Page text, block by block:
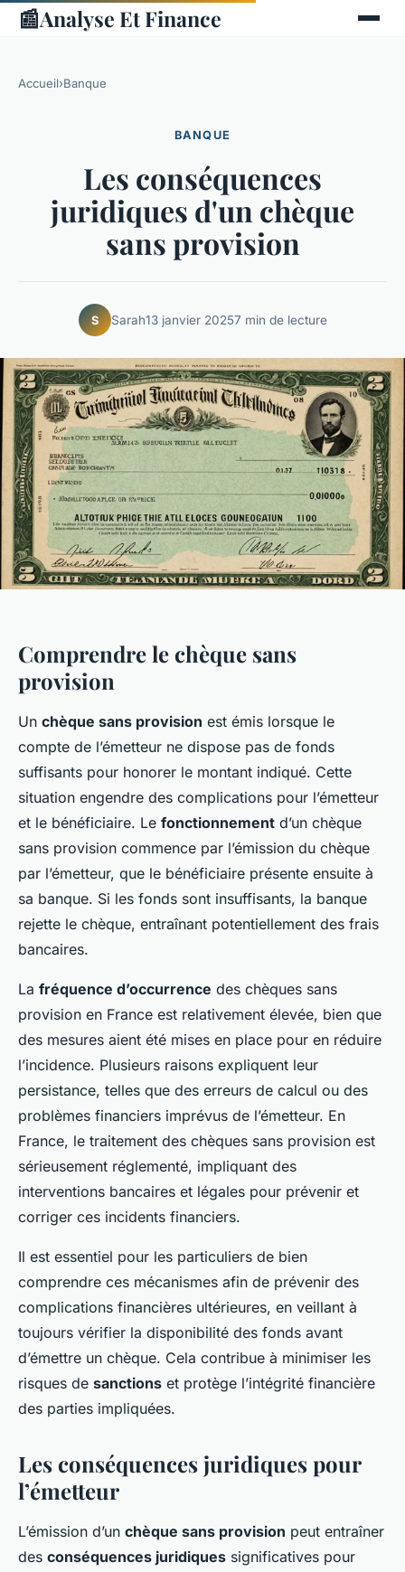
📰Analyse Et Finance
Accueil›Banque
BANQUE
Les conséquences
juridiques d'un chèque
sans provision
S Sarah13 janvier 20257 min de lecture
Comprendre le chèque sans
provision
Un chèque sans provision est émis lorsque le
compte de l’émetteur ne dispose pas de fonds
suffisants pour honorer le montant indiqué. Cette
situation engendre des complications pour l’émetteur
et le bénéficiaire. Le fonctionnement d’un chèque
sans provision commence par l’émission du chèque
par l’émetteur, que le bénéficiaire présente ensuite à
sa banque. Si les fonds sont insuffisants, la banque
rejette le chèque, entraînant potentiellement des frais
bancaires.
La fréquence d’occurrence des chèques sans
provision en France est relativement élevée, bien que
des mesures aient été mises en place pour en réduire
l’incidence. Plusieurs raisons expliquent leur
persistance, telles que des erreurs de calcul ou des
problèmes financiers imprévus de l’émetteur. En
France, le traitement des chèques sans provision est
sérieusement réglementé, impliquant des
interventions bancaires et légales pour prévenir et
corriger ces incidents financiers.
Il est essentiel pour les particuliers de bien
comprendre ces mécanismes afin de prévenir des
complications financières ultérieures, en veillant à
toujours vérifier la disponibilité des fonds avant
d’émettre un chèque. Cela contribue à minimiser les
risques de sanctions et protège l’intégrité financière
des parties impliquées.
Les conséquences juridiques pour
l’émetteur
L’émission d’un chèque sans provision peut entraîner
des conséquences juridiques significatives pour